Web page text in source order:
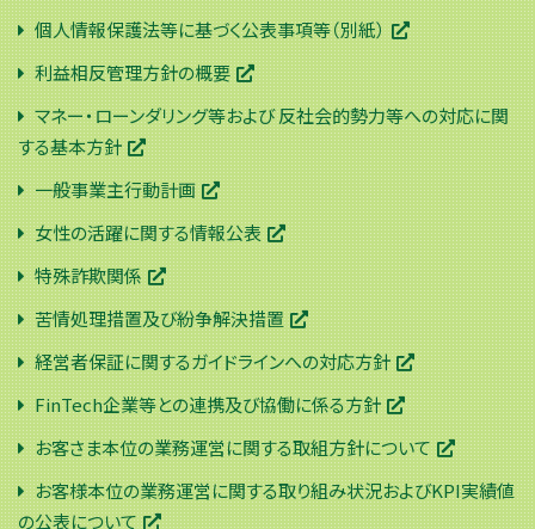
個人情報保護法等に基づく公表事項等（別紙）
利益相反管理方針の概要
マネー・ローンダリング等および 反社会的勢力等への対応に関
する基本方針
一般事業主行動計画
女性の活躍に関する情報公表
特殊詐欺関係
苦情処理措置及び紛争解決措置
経営者保証に関するガイドラインへの対応方針
FinTech企業等との連携及び協働に係る方針
お客さま本位の業務運営に関する取組方針について
お客様本位の業務運営に関する取り組み状況およびKPI実績値
の公表について